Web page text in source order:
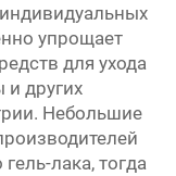
упрощает
для ухода
и других
Небольшие
лака, тогда